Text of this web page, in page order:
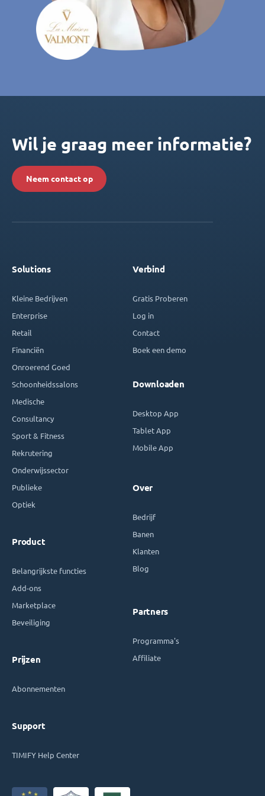
Wil je graag meer informatie?
Neem contact op
Solutions
Kleine Bedrijven
Enterprise
Retail
Financiën
Onroerend Goed
Schoonheidssalons
Medische
Consultancy
Sport & Fitness
Rekrutering
Onderwijssector
Publieke
Optiek
Product
Belangrijkste functies
Add-ons
Marketplace
Beveiliging
Prijzen
Abonnementen
Support
TIMIFY Help Center
Verbind
Gratis Proberen
Log in
Contact
Boek een demo
Downloaden
Desktop App
Tablet App
Mobile App
Over
Bedrijf
Banen
Klanten
Blog
Partners
Programma's
Affiliate